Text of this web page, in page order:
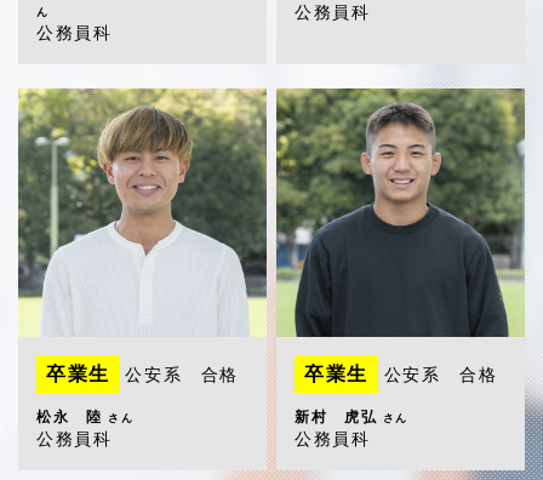
ん
公務員科
公務員科
卒業生 公安系 合格
松永 陸 さん
公務員科
卒業生 公安系 合格
新村 虎弘 さん
公務員科